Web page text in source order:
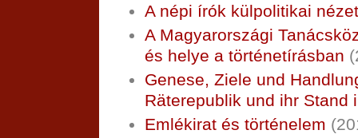
A népi írók külpolitikai
A Magyarországi
és helye a történetírásban
Genese, Ziele und
Räterepublik und ihr Stand
Emlékirat és történelem